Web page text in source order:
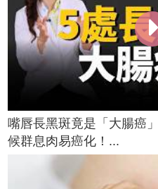
嘴唇長黑斑竟是「大腸癌
候群息肉易癌化！...